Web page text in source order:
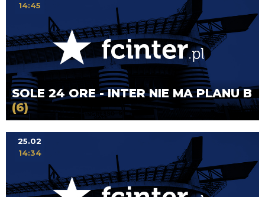
SOLE 24 ORE - INTER NIE MA PLANU B
(6)
14:45
25.02
14:34